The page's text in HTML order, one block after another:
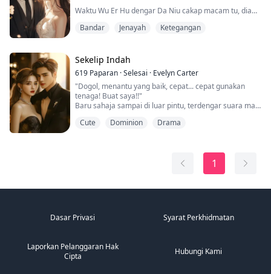
Waktu Wu Er Hu dengar Da Niu cakap macam tu, dia
Bandar Jenayah Ketegangan
Sekelip Indah
619 Paparan ·Selesai · Evelyn Carter
"Dogol, menantu yang baik, cepat... cepat gunakan
tenaga! Buat saya!!"
Baru sahaja sampai di luar pintu, terdengar suara mak
dengan penuh nafsu.
Cute Dominion Drama
1
Dasar Privasi Syarat Perkhidmatan
Laporkan Pelanggaran Hak
Cipta
Hubungi Kami